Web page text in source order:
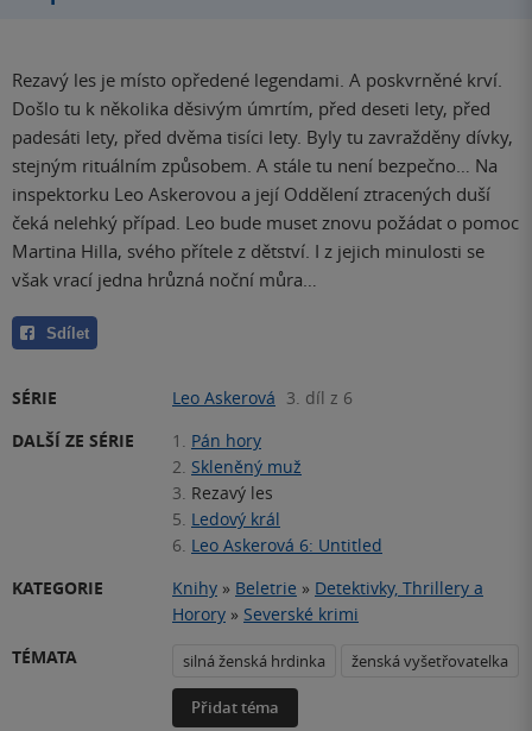
Rezavý les je místo opředené legendami. A poskvrněné krví.
Došlo tu k několika děsivým úmrtím, před deseti lety, před
padesáti lety, před dvěma tisíci lety. Byly tu zavražděny dívky,
stejným rituálním způsobem. A stále tu není bezpečno… Na
inspektorku Leo Askerovou a její Oddělení ztracených duší
čeká nelehký případ. Leo bude muset znovu požádat o pomoc
Martina Hilla, svého přítele z dětství. I z jejich minulosti se
však vrací jedna hrůzná noční můra…
Sdílet
SÉRIE Leo Askerová 3. díl z 6
DALŠÍ ZE SÉRIE
1.
Pán hory
2. Skleněný muž
3. Rezavý les
5. Ledový král
6. Leo Askerová 6: Untitled
KATEGORIE
Knihy » Beletrie » Detektivky, Thrillery a
Horory » Severské krimi
TÉMATA
silná ženská hrdinka ženská vyšetřovatelka
Přidat téma